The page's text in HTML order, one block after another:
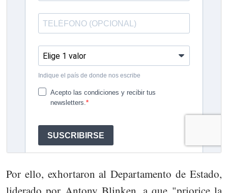
Por ello, exhortaron al Departamento de Estado,